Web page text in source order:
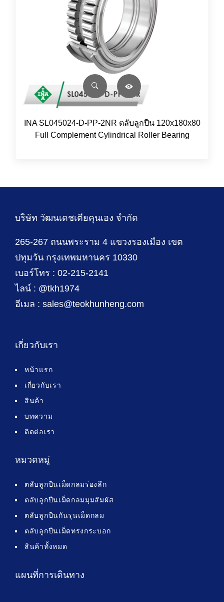
INA SL045024-D-PP-2NR ตลับลูกปืน 120x180x80
Full Complement Cylindrical Roller Bearing
บริษัท วัฒนเดชเตียคุนเฮง จำกัด
265-267 ถนนพระราม 4 แขวงรองเมือง เขต
ปทุมวัน กรุงเทพมหานคร 10330
เบอร์โทร : 02-215-2141
ไลน์ : @tkh1974
อีเมล : sales@teokhunheng.com
เกี่ยวกับเรา
หน้าแรก
เกี่ยวกับเรา
สินค้า
บทความ
ติดต่อเรา
หมวดหมู่
ตลับลูกปืนเม็ดกลมร่องลึก
ตลับลูกปืนเม็ดกลมมุมสัมผัส
ตลับลูกปืนกันรุนเม็ดกลม
ตลับลูกปืนเม็ดทรงกระบอก
สินค้าทั้งหมด
แผนที่การเดินทาง